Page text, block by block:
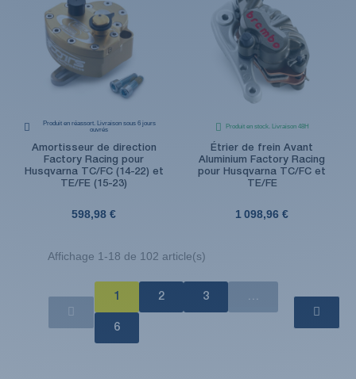
Produit en réassort. Livraison sous 6 jours
ouvrés
Amortisseur de direction
Factory Racing pour
Husqvarna TC/FC (14-22) et
TE/FE (15-23)
598,98 €
Produit en stock. Livraison 48H
Étrier de frein Avant
Aluminium Factory Racing
pour Husqvarna TC/FC et
TE/FE
1 098,96 €
Affichage 1-18 de 102 article(s)
1 2 3
6